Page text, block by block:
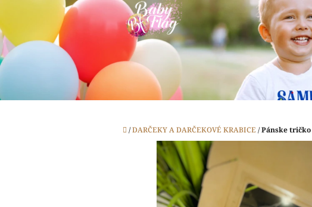
obsah
Domov
/DARČEKY A DARČEKOVÉ KRABICE /Pánske